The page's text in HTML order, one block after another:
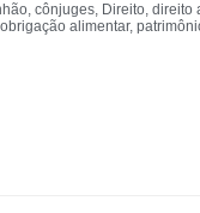
, cônjuges, Direito, direito
obrigação alimentar,